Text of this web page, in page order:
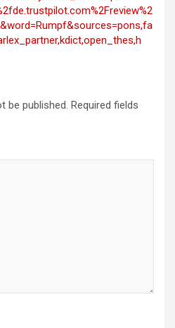
be published. Required fields